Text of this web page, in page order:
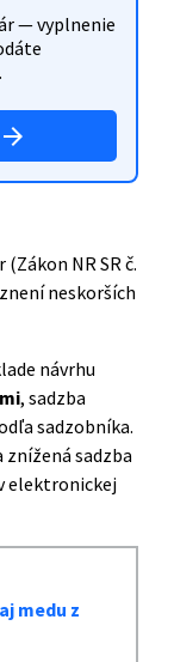
— vyplnenie
arrow_forward
NR SR č.
neskorších
návrhu
, sadzba
sadzobníka.
sadzba
elektronickej
medu z